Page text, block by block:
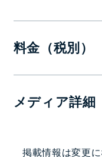
料金（税別）
1社ジャック
メディア詳細
掲載情報は変更